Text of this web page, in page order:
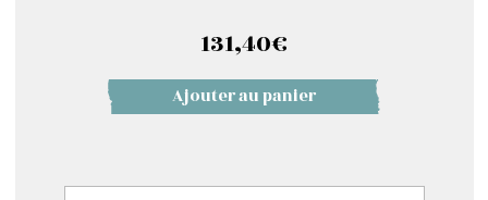
131,40€
Ajouter au panier